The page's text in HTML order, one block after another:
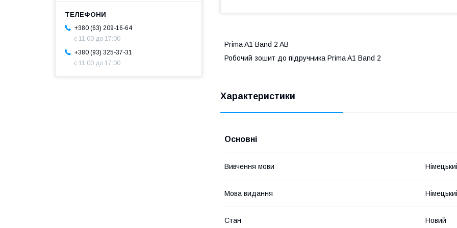
Prima A1 Band 2 AB
Робочий зошит до підручника Prima A1 Band 2
Характеристики
Основні
Вивчення мови
Мова видання
Стан Новий
+380 (63) 209-16-64
с 11:00 до 17:00
+380 (93) 325-37-31
с 11:00 до 17:00